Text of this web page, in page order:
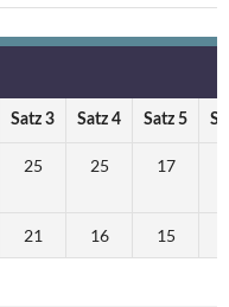
Satz 3 Satz 4 Satz 5
25 25 17
21 16 15